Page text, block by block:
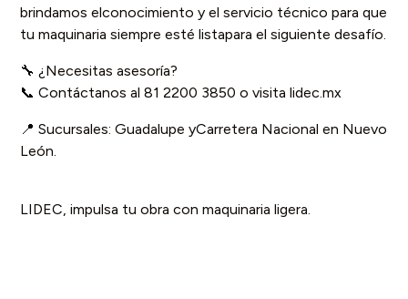
brindamos elconocimiento y el servicio técnico para que
tu maquinaria siempre esté listapara el siguiente desafío.
🔧 ¿Necesitas asesoría?
📞 Contáctanos al 81 2200 3850 o visita lidec.mx
📍 Sucursales: Guadalupe yCarretera Nacional en Nuevo
León.
LIDEC, impulsa tu obra con maquinaria ligera.